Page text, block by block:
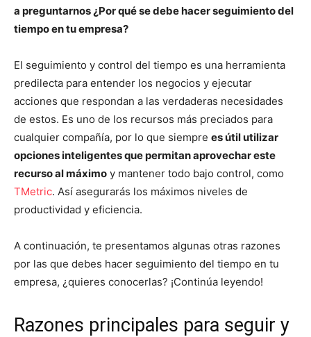
a preguntarnos ¿Por qué se debe hacer seguimiento del
tiempo en tu empresa?
El seguimiento y control del tiempo es una herramienta
predilecta para entender los negocios y ejecutar
acciones que respondan a las verdaderas necesidades
de estos. Es uno de los recursos más preciados para
cualquier compañía, por lo que siempre es útil utilizar
opciones inteligentes que permitan aprovechar este
recurso al máximo y mantener todo bajo control, como
TMetric. Así asegurarás los máximos niveles de
productividad y eficiencia.
A continuación, te presentamos algunas otras razones
por las que debes hacer seguimiento del tiempo en tu
empresa, ¿quieres conocerlas? ¡Continúa leyendo!
Razones principales para seguir y